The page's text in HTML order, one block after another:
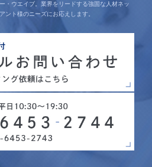
・ウエイブ。業界をリードする強固な人材ネッ
ント様のニーズにお応えします。